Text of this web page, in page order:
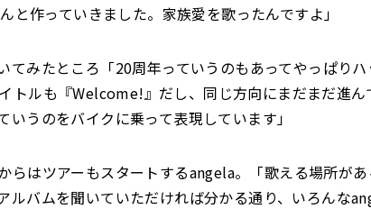
と作っていきました。家族愛を歌ったんですよ」
てみたところ「20周年っていうのもあってやっぱりハ
トルも『Welcome!』だし、同じ方向にまだまだ進ん
いうのをバイクに乗って表現しています」
らはツアーもスタートするangela。「歌える場所が
ルバムを聞いていただければ分かる通り、いろんな